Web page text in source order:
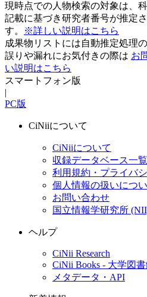
現時点での人物検索の対象は、
記載に基づき研究者番号が推定
す。
※詳しい説明はこちら
成果物リストには自動推定処理
誤りや漏れにお気付きの際は お
い説明はこちら
スマートフォン版
|
PC版
CiNiiについて
CiNiiについて
収録データベース一覧
利用規約・プライバ
個人情報の扱いにつ
お問い合わせ
国立情報学研究所
ヘルプ
CiNii Research
CiNii Books - 大学図
メタデータ・API